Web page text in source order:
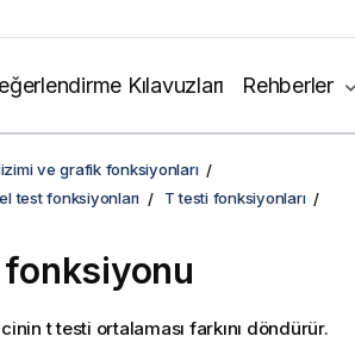
Kılavuzları Rehberler
ve grafik fonksiyonları
test fonksiyonları T testi fonksiyonları
t testi ortalaması farkını döndürür.